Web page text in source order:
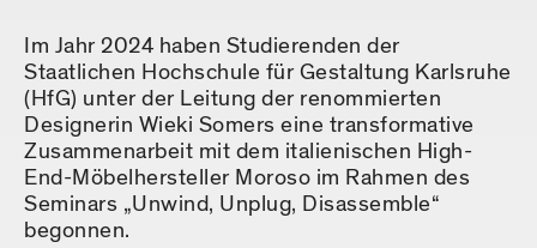
Im Jahr 2024 haben Studierenden der
Staatlichen Hochschule für Gestaltung Karlsruhe
(HfG) unter der Leitung der renommierten
Designerin Wieki Somers eine transformative
Zusammenarbeit mit dem italienischen High-
End-Möbelhersteller Moroso im Rahmen des
Seminars „Unwind, Unplug, Disassemble“
begonnen.